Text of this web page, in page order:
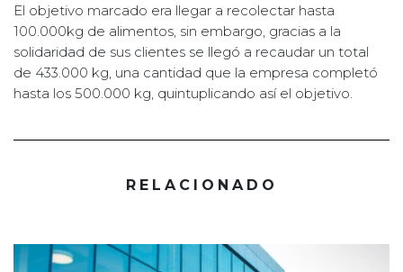
El objetivo marcado era llegar a recolectar hasta
100.000kg de alimentos, sin embargo, gracias a la
solidaridad de sus clientes se llegó a recaudar un total
de 433.000 kg, una cantidad que la empresa completó
hasta los 500.000 kg, quintuplicando así el objetivo.
RELACIONADO